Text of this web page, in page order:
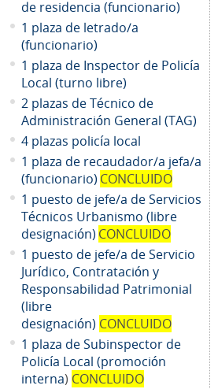
de residencia (funcionario)
1 plaza de letrado/a
(funcionario)
1 plaza de Inspector de Policía
Local (turno libre)
2 plazas de Técnico de
Administración General (TAG)
4 plazas policía local
1 plaza de recaudador/a jefa/a
(funcionario) CONCLUIDO
1 puesto de jefe/a de Servicios
Técnicos Urbanismo (libre
designación) CONCLUIDO
1 puesto de jefe/a de Servicio
Jurídico, Contratación y
Responsabilidad Patrimonial
(libre
designación) CONCLUIDO
1 plaza de Subinspector de
Policía Local (promoción
interna) CONCLUIDO